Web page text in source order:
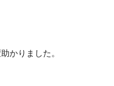
かりました。